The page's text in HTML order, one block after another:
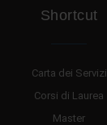
Shortcut
Carta dei Servizi
Corsi di Laurea
Master